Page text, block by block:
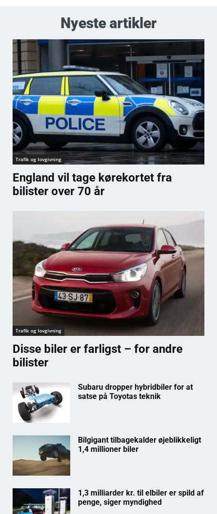
Nyeste artikler
Trafik og lovgivning
England vil tage kørekortet fra
bilister over 70 år
Trafik og lovgivning
Disse biler er farligst – for andre
bilister
Subaru dropper hybridbiler for at
satse på Toyotas teknik
Bilgigant tilbagekalder øjeblikkeligt
1,4 millioner biler
1,3 milliarder kr. til elbiler er spild af
penge, siger myndighed